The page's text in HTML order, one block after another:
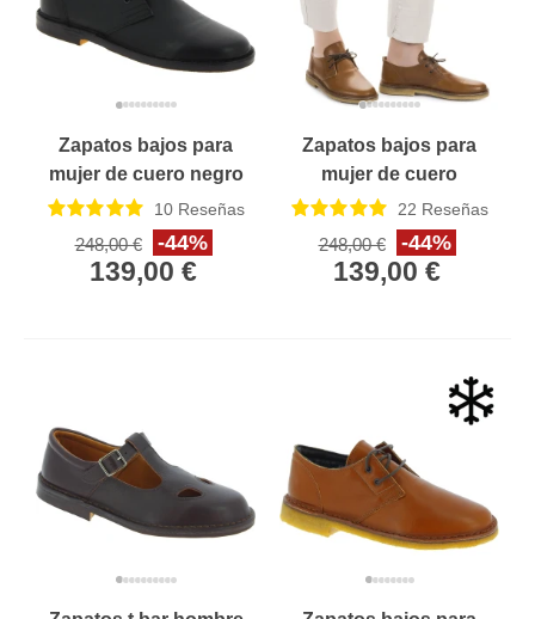
Zapatos bajos para
mujer de cuero negro
Hecho a mano en Italia
10Reseñas
248,00 € -44%
139,00 €
Zapatos bajos para
mujer de cuero
marrón Hecho a mano
en Italia
22 Reseñas
248,00 € -44%
139,00 €